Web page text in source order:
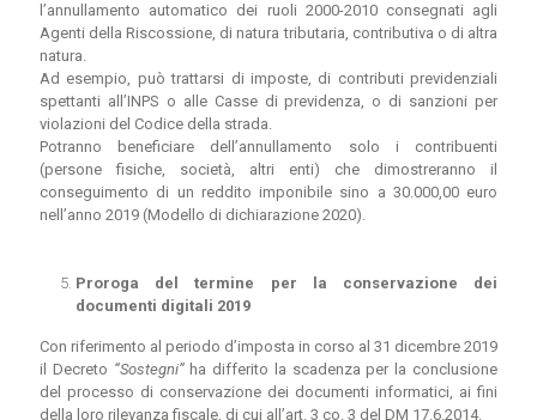
l’annullamento automatico dei ruoli 2000-2010 consegnati agli
Agenti della Riscossione, di natura tributaria, contributiva o di altra
natura.
Ad esempio, può trattarsi di imposte, di contributi previdenziali
spettanti all’INPS o alle Casse di previdenza, o di sanzioni per
violazioni del Codice della strada.
Potranno beneficiare dell’annullamento solo i contribuenti
(persone fisiche, società, altri enti) che dimostreranno il
conseguimento di un reddito imponibile sino a 30.000,00 euro
nell’anno 2019 (Modello di dichiarazione 2020).
Proroga del termine per la conservazione dei
documenti digitali 2019
Con riferimento al periodo d’imposta in corso al 31 dicembre 2019
il Decreto “Sostegni”ha differito la scadenza per la conclusione
del processo di conservazione dei documenti informatici, ai fini
della loro rilevanza fiscale, di cui all’art. 3 co. 3 del DM 17.6.2014.